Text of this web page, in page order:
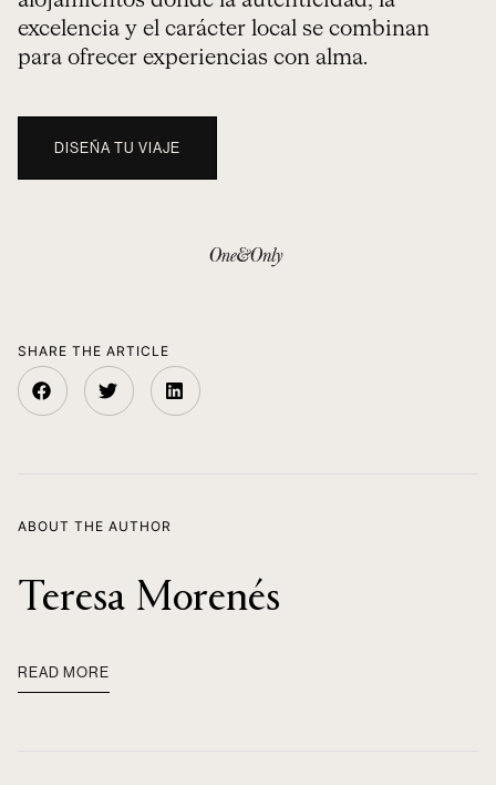
excelencia y el carácter local se combinan
para ofrecer experiencias con alma.
DISEÑA TU VIAJE
SHARE THE ARTICLE
ABOUT THE AUTHOR
Teresa Morenés
READ MORE